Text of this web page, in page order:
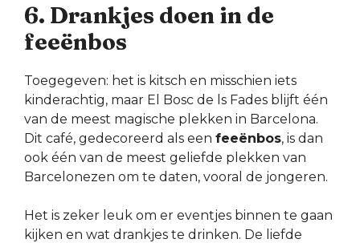
6. Drankjes doen in de
feeënbos
Toegegeven: het is kitsch en misschien iets
kinderachtig, maar El Bosc de ls Fades blijft één
van de meest magische plekken in Barcelona.
Dit café, gedecoreerd als een feeënbos, is dan
ook één van de meest geliefde plekken van
Barcelonezen om te daten, vooral de jongeren.
Het is zeker leuk om er eventjes binnen te gaan
kijken en wat drankjes te drinken. De liefde